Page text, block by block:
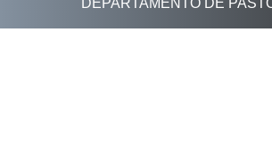
DEPARTAMENTO DE